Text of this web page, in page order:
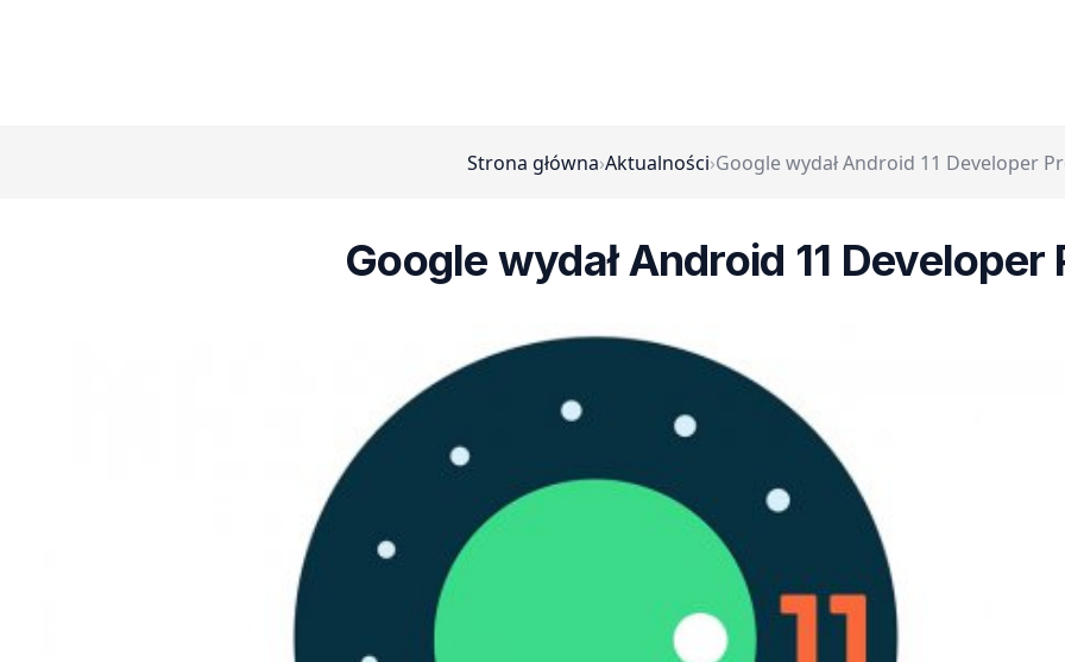
Strona główna›Aktualności›Google wydał Android 11 Developer
Google wydał Android 11 Developer